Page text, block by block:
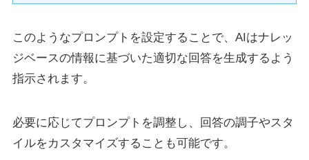
このようなプロンプトを設定することで、AIはナレッ
ジベースの情報に基づいた適切な回答を生成するよう
指示されます。
必要に応じてプロンプトを調整し、回答の調子やスタ
イルをカスタマイズすることも可能です。